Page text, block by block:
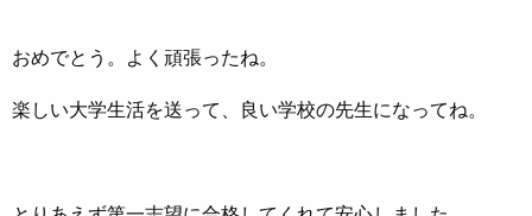
おめでとう。よく頑張ったね。
楽しい大学生活を送って、良い学校の先生になってね。